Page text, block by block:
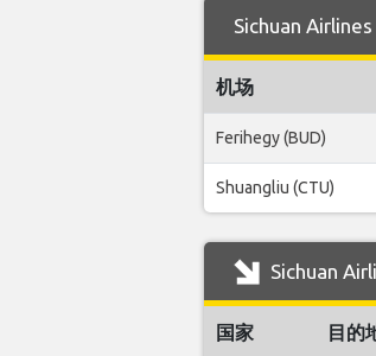
Sichuan
机场
Ferihegy (BUD)
Shuangliu (CTU)
Sichuan
国家 目的